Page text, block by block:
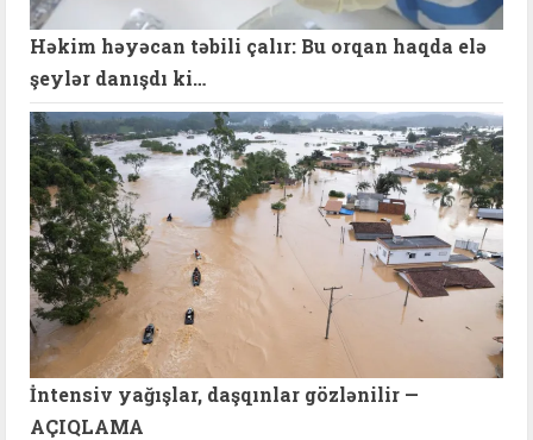
Həkim həyəcan təbili çalır: Bu orqan haqda elə
şeylər danışdı ki…
İntensiv yağışlar, daşqınlar gözlənilir —
AÇIQLAMA